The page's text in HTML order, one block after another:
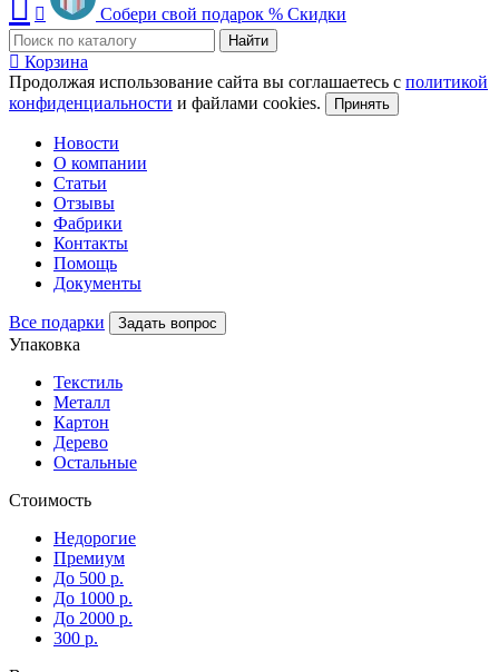
Собери свой подарок % Скидки
Найти
Корзина
Продолжая использование сайта вы соглашаетесь с политикой
конфиденциальности и файлами cookies. Принять
Новости
О компании
Статьи
Отзывы
Фабрики
Контакты
Помощь
Документы
Все подарки Задать вопрос
Упаковка
Текстиль
Металл
Картон
Дерево
Остальные
Стоимость
Недорогие
Премиум
До 500 р.
До 1000 р.
До 2000 р.
300 р.